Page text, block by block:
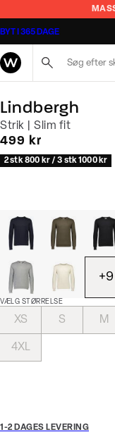
BYT I 365 DAGE
Lindbergh
Strik | Slim fit
I alt (inkl. rabat)
499 kr
2 stk 800 kr / 3 stk 1000 kr
+9
VÆLG STØRRELSE
XS S M
4XL
1-2 DAGES LEVERING